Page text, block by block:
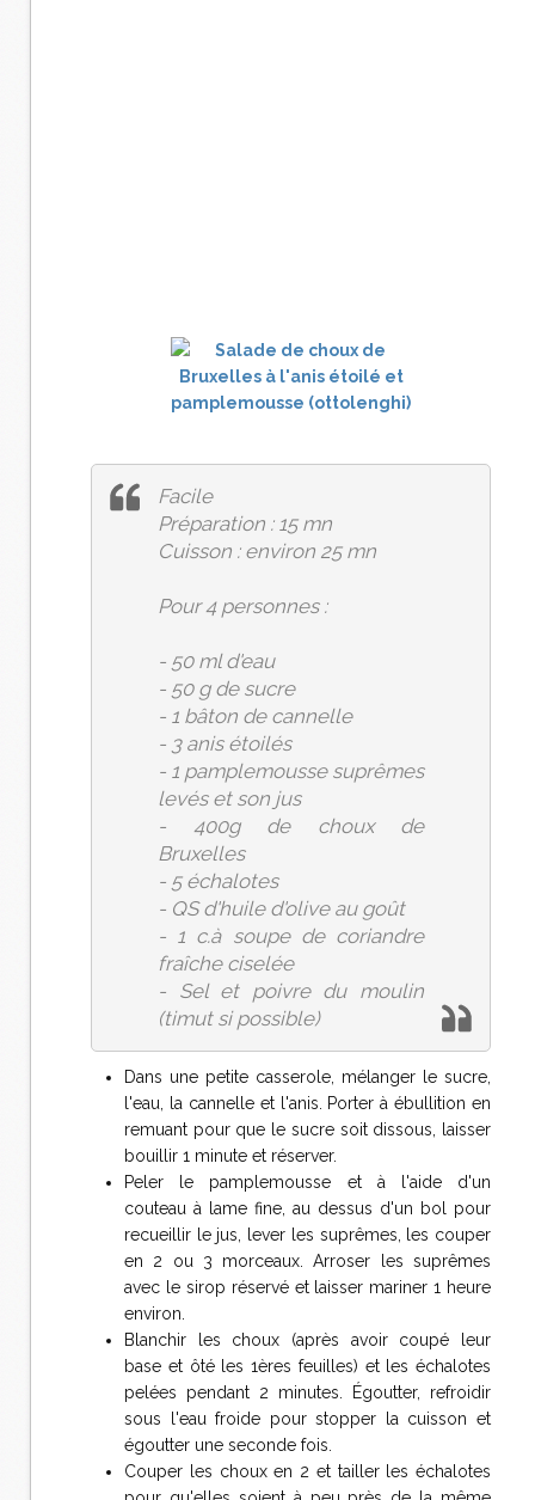
Facile
Préparation : 15 mn
Cuisson : environ 25 mn
Pour 4 personnes :
- 50 ml d'eau
- 50 g de sucre
- 1 bâton de cannelle
- 3 anis étoilés
- 1 pamplemousse suprêmes
levés et son jus
- 400g de choux de
Bruxelles
- 5 échalotes
- QS d'huile d'olive au goût
- 1 c.à soupe de coriandre
fraîche ciselée
- Sel et poivre du moulin
(timut si possible)
Dans une petite casserole, mélanger le sucre,
l'eau, la cannelle et l'anis. Porter à ébullition en
remuant pour que le sucre soit dissous, laisser
bouillir 1 minute et réserver.
Peler le pamplemousse et à l'aide d'un
couteau à lame fine, au dessus d'un bol pour
recueillir le jus, lever les suprêmes, les couper
en 2 ou 3 morceaux. Arroser les suprêmes
avec le sirop réservé et laisser mariner 1 heure
environ.
Blanchir les choux (après avoir coupé leur
base et ôté les 1ères feuilles) et les échalotes
pelées pendant 2 minutes. Égoutter, refroidir
sous l'eau froide pour stopper la cuisson et
égoutter une seconde fois.
Couper les choux en 2 et tailler les échalotes